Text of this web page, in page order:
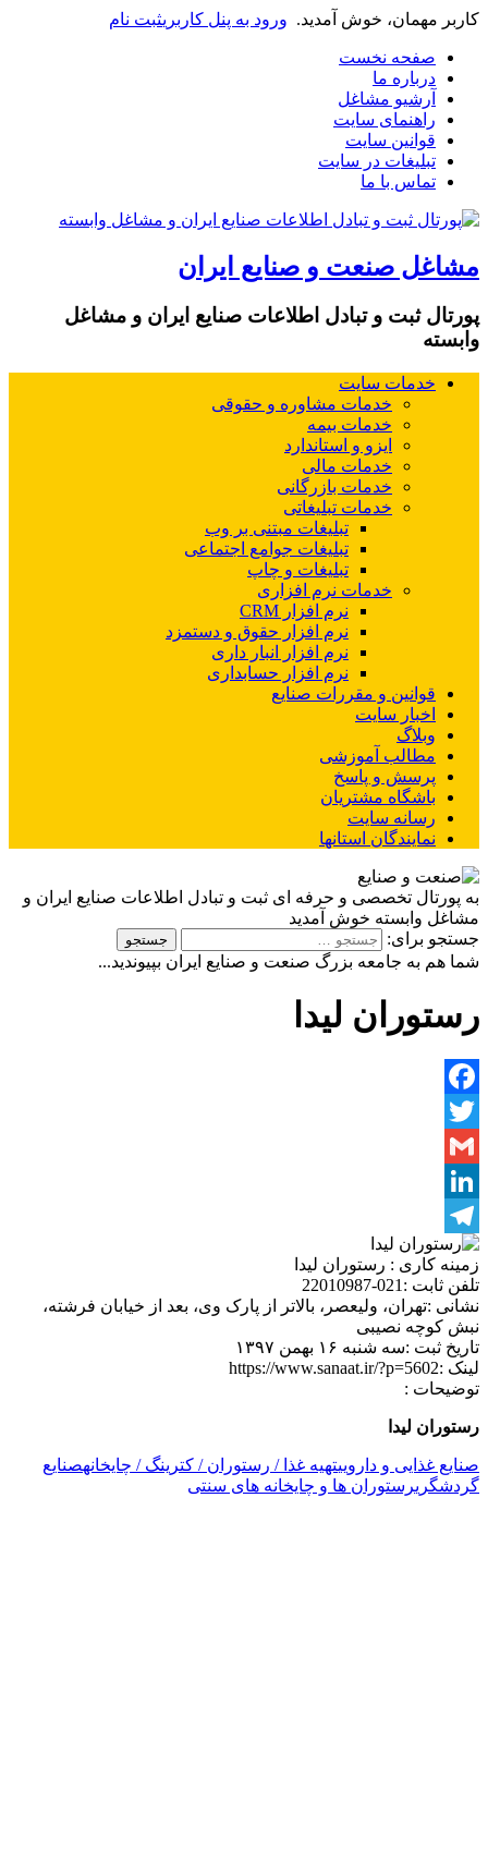
کاربر مهمان، خوش آمدید. ورود به پنل کاربریثبت نام
صفحه نخست
درباره ما
آرشیو مشاغل
راهنمای سایت
قوانین سایت
تبلیغات در سایت
تماس با ما
مشاغل صنعت و صنایع ایران
پورتال ثبت و تبادل اطلاعات صنایع ایران و مشاغل
وابسته
خدمات سایت
خدمات مشاوره و حقوقی
خدمات بیمه
ایزو و استاندارد
خدمات مالی
خدمات بازرگانی
خدمات تبلیغاتی
تبلیغات مبتنی بر وب
تبلیغات جوامع اجتماعی
تبلیغات و چاپ
خدمات نرم افزاری
نرم افزار CRM
نرم افزار حقوق و دستمزد
نرم افزار انبار داری
نرم افزار حسابداری
قوانین و مقررات صنایع
اخبار سایت
وبلاگ
مطالب آموزشی
پرسش و پاسخ
باشگاه مشتریان
رسانه سایت
نمایندگان استانها
به پورتال تخصصی و حرفه ای ثبت و تبادل اطلاعات صنایع ایران و
مشاغل وابسته خوش آمدید
جستجو برای:
شما هم به جامعه بزرگ صنعت و صنایع ایران بپیوندید...
رستوران لیدا
Facebook
Twitter
Gmail
LinkedIn
Telegram
زمینه کاری : رستوران لیدا
تلفن ثابت :021-22010987
نشانی :تهران، ولیعصر، بالاتر از پارک وی، بعد از خیابان فرشته،
نبش کوچه نصیبی
تاریخ ثبت :سه شنبه ۱۶ بهمن ۱۳۹۷
لینک :https://www.sanaat.ir/?p=5602
توضیحات :
رستوران لیدا
صنایع غذایی و داروییتهیه غذا / رستوران / کترینگ / چایخانهصنایع
گردشگریرستوران ها و چایخانه های سنتی